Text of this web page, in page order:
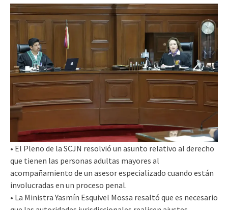
• El Pleno de la SCJN resolvió un asunto relativo al derecho
que tienen las personas adultas mayores al
acompañamiento de un asesor especializado cuando están
involucradas en un proceso penal.
• La Ministra Yasmín Esquivel Mossa resaltó que es necesario